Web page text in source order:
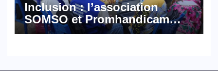
Inclusion : l’association
SOMSO et Promhandicam
militent en faveur d’une